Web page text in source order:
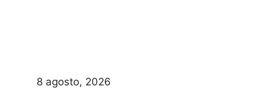
8 agosto, 2026